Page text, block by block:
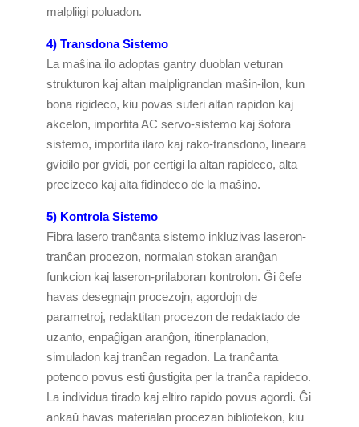
malpliigi poluadon.
4) Transdona Sistemo
La maŝina ilo adoptas gantry duoblan veturan
strukturon kaj altan malpligrandan maŝin-ilon, kun
bona rigideco, kiu povas suferi altan rapidon kaj
akcelon, importita AC servo-sistemo kaj ŝofora
sistemo, importita ilaro kaj rako-transdono, lineara
gvidilo por gvidi, por certigi la altan rapideco, alta
precizeco kaj alta fidindeco de la maŝino.
5) Kontrola Sistemo
Fibra lasero tranĉanta sistemo inkluzivas laseron-
tranĉan procezon, normalan stokan aranĝan
funkcion kaj laseron-prilaboran kontrolon. Ĝi ĉefe
havas desegnajn procezojn, agordojn de
parametroj, redaktitan procezon de redaktado de
uzanto, enpaĝigan aranĝon, itinerplanadon,
simuladon kaj tranĉan regadon. La tranĉanta
potenco povus esti ĝustigita per la tranĉa rapideco.
La individua tirado kaj eltiro rapido povus agordi. Ĝi
ankaŭ havas materialan procezan bibliotekon, kiu